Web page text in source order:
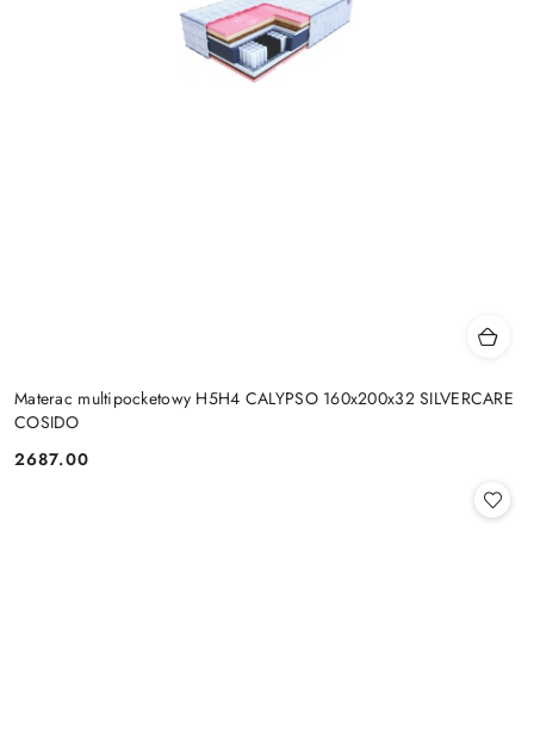
Materac multipocketowy H5H4 CALYPSO 160x200x32 SILVERCARE
COSIDO
Cena:
2687.00